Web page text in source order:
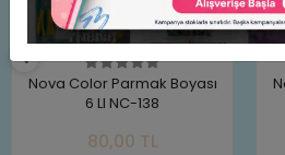
Nova Color Parmak Boyası
6 LI NC-138
80,00 TL